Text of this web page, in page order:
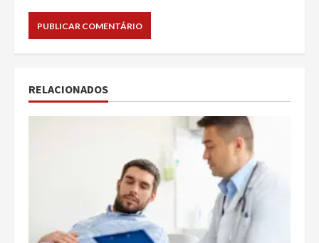
RELACIONADOS